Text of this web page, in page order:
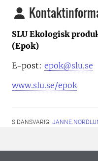
SLU Ekologisk
(Epok)
E-post: epok@slu.se
www.slu.se/epok
SIDANSVARIG: